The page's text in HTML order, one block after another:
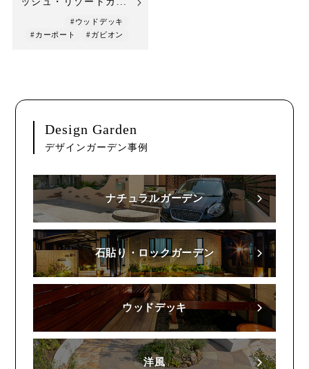
#ウッドデッキ
#カーポート
#ガビオン
Design Garden
デザインガーデン事例
ナチュラルガーデン
石貼り・ロックガーデン
ウッドデッキ
洋風